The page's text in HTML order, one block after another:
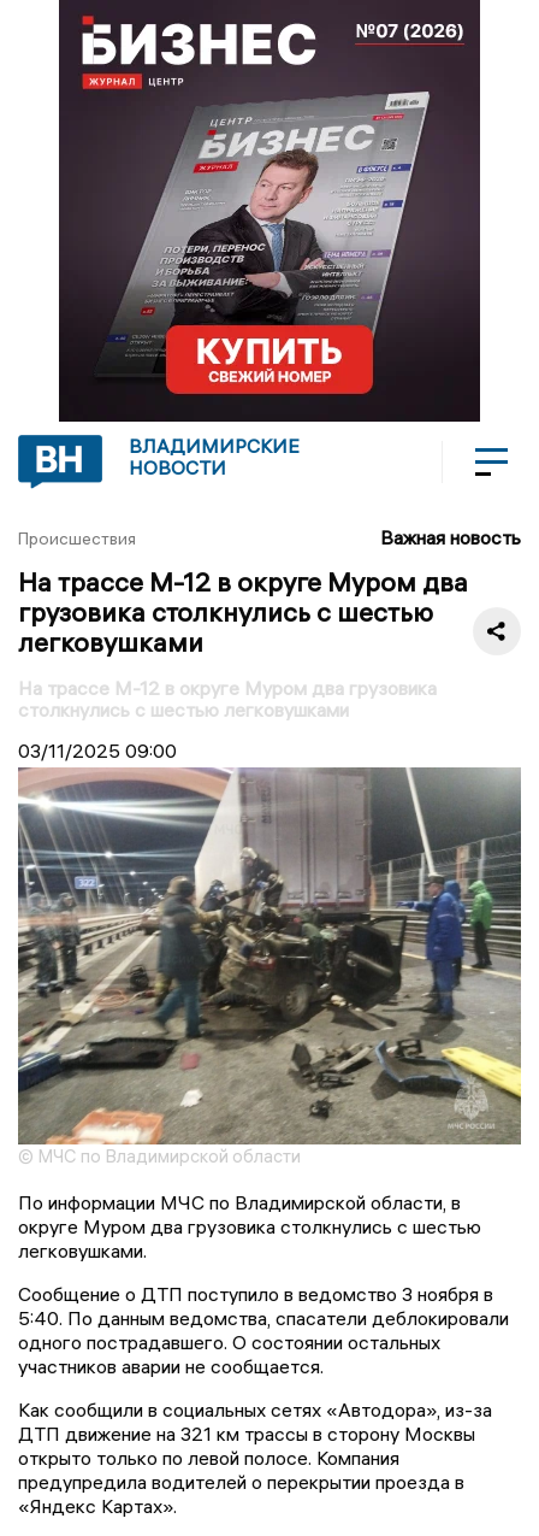
ВЛАДИМИРСКИЕ
НОВОСТИ
Происшествия Важная новость
На трассе М-12 в округе Муром два
грузовика столкнулись с шестью
легковушками
На трассе М-12 в округе Муром два грузовика
столкнулись с шестью легковушками
03/11/2025 09:00
© МЧС по Владимирской области
По информации МЧС по Владимирской области, в
округе Муром два грузовика столкнулись с шестью
легковушками.
Сообщение о ДТП поступило в ведомство 3 ноября в
5:40. По данным ведомства, спасатели деблокировали
одного пострадавшего. О состоянии остальных
участников аварии не сообщается.
Как сообщили в социальных сетях «Автодора», из-за
ДТП движение на 321 км трассы в сторону Москвы
открыто только по левой полосе. Компания
предупредила водителей о перекрытии проезда в
«Яндекс Картах».